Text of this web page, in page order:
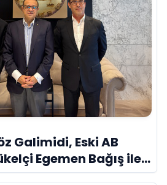
Galimidi, Eski AB
Egemen Bağış ile